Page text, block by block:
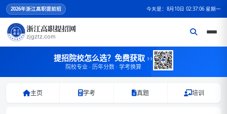
2026年浙江高职提前招 今天是：8月10日 02:37:06 星期一
浙江高职提招网
zjgztz.com
提招院校怎么选？免费获取 ››
院校专业 · 历年分数 · 学考换算
主页 学考 真题 培训